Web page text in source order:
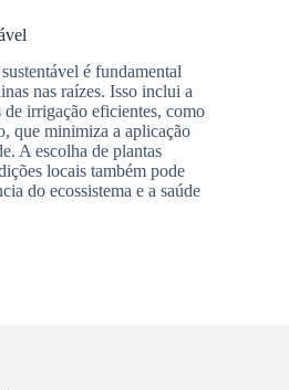
é fundamental
nas raízes. Isso inclui a
irrigação eficientes, como
que minimiza a aplicação
A escolha de plantas
locais também pode
do ecossistema e a saúde